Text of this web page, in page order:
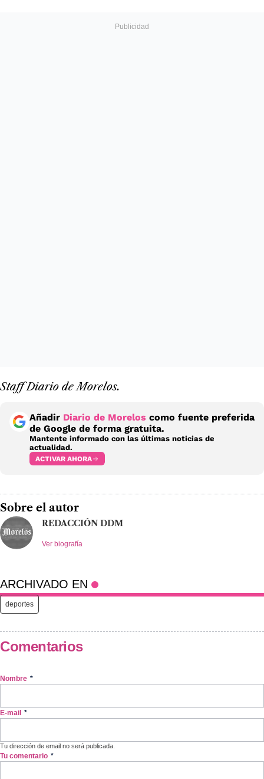
Staff Diario de Morelos.
Añadir Diario de Morelos como fuente preferida
de Google de forma gratuita.
Mantente informado con las últimas noticias de
actualidad.
ACTIVAR AHORA
Sobre el autor
REDACCIÓN DDM
Ver biografía
ARCHIVADO EN
deportes
Comentarios
Nombre *
E-mail *
Tu dirección de email no será publicada.
Tu comentario *